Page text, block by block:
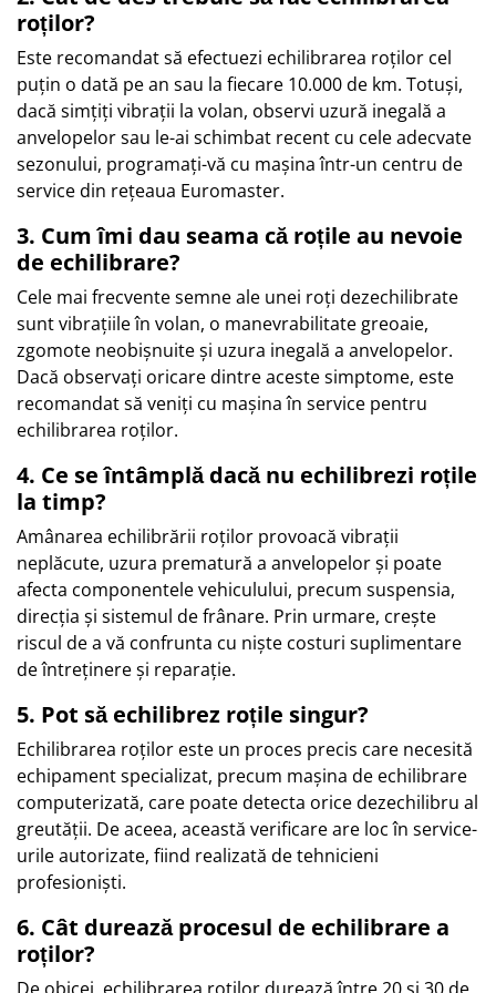
roților?
Este recomandat să efectuezi echilibrarea roților cel
puțin o dată pe an sau la fiecare 10.000 de km. Totuși,
dacă simțiți vibrații la volan, observi uzură inegală a
anvelopelor sau le-ai schimbat recent cu cele adecvate
sezonului, programați-vă cu mașina într-un centru de
service din rețeaua Euromaster.
3. Cum îmi dau seama că roțile au nevoie
de echilibrare?
Cele mai frecvente semne ale unei roți dezechilibrate
sunt vibrațiile în volan, o manevrabilitate greoaie,
zgomote neobișnuite și uzura inegală a anvelopelor.
Dacă observați oricare dintre aceste simptome, este
recomandat să veniți cu mașina în service pentru
echilibrarea roților.
4. Ce se întâmplă dacă nu echilibrezi roțile
la timp?
Amânarea echilibrării roților provoacă vibrații
neplăcute, uzura prematură a anvelopelor și poate
afecta componentele vehiculului, precum suspensia,
direcția și sistemul de frânare. Prin urmare, crește
riscul de a vă confrunta cu niște costuri suplimentare
de întreținere și reparație.
5. Pot să echilibrez roțile singur?
Echilibrarea roților este un proces precis care necesită
echipament specializat, precum mașina de echilibrare
computerizată, care poate detecta orice dezechilibru al
greutății. De aceea, această verificare are loc în service-
urile autorizate, fiind realizată de tehnicieni
profesioniști.
6. Cât durează procesul de echilibrare a
roților?